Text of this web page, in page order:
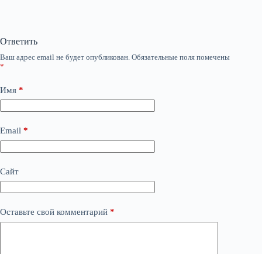
Ответить
Ваш адрес email не будет опубликован. Обязательные поля помечены
*
Имя *
Email *
Сайт
Оставьте свой комментарий *